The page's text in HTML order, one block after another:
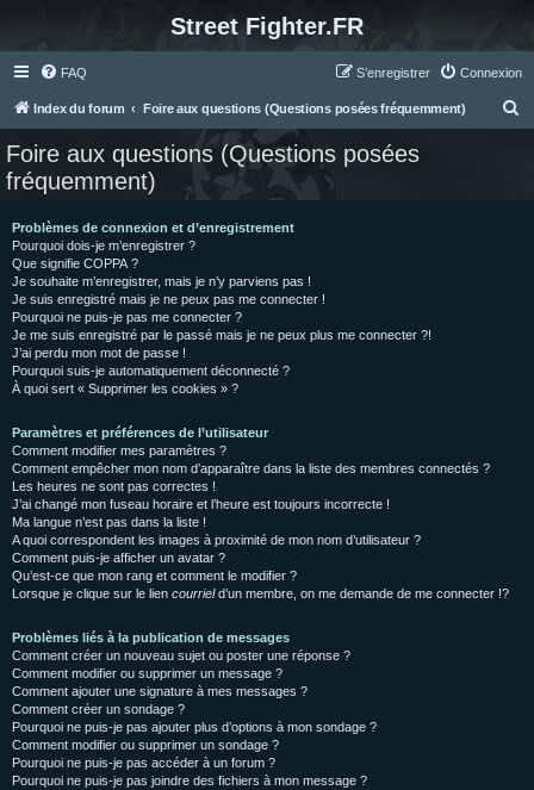
Street Fighter.FR
FAQ Connexion
S’enregistrer
Index du forum Foire aux questions (Questions posées fréquemment)
Foire aux questions (Questions posées
fréquemment)
Problèmes de connexion et d’enregistrement
Pourquoi dois-je m’enregistrer ?
Que signifie COPPA ?
Je souhaite m’enregistrer, mais je n’y parviens pas !
Je suis enregistré mais je ne peux pas me connecter !
Pourquoi ne puis-je pas me connecter ?
Je me suis enregistré par le passé mais je ne peux plus me connecter ?!
J’ai perdu mon mot de passe !
Pourquoi suis-je automatiquement déconnecté ?
À quoi sert « Supprimer les cookies » ?
Paramètres et préférences de l’utilisateur
Comment modifier mes paramètres ?
Comment empêcher mon nom d’apparaître dans la liste des membres connectés ?
Les heures ne sont pas correctes !
J’ai changé mon fuseau horaire et l’heure est toujours incorrecte !
Ma langue n’est pas dans la liste !
A quoi correspondent les images à proximité de mon nom d’utilisateur ?
Comment puis-je afficher un avatar ?
Qu’est-ce que mon rang et comment le modifier ?
Lorsque je clique sur le lien courrield’un membre, on me demande de me connecter !?
Problèmes liés à la publication de messages
Comment créer un nouveau sujet ou poster une réponse ?
Comment modifier ou supprimer un message ?
Comment ajouter une signature à mes messages ?
Comment créer un sondage ?
Pourquoi ne puis-je pas ajouter plus d’options à mon sondage ?
Comment modifier ou supprimer un sondage ?
Pourquoi ne puis-je pas accéder à un forum ?
Pourquoi ne puis-je pas joindre des fichiers à mon message ?